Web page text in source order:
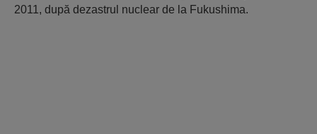
2011, după dezastrul nuclear de la Fukushima.